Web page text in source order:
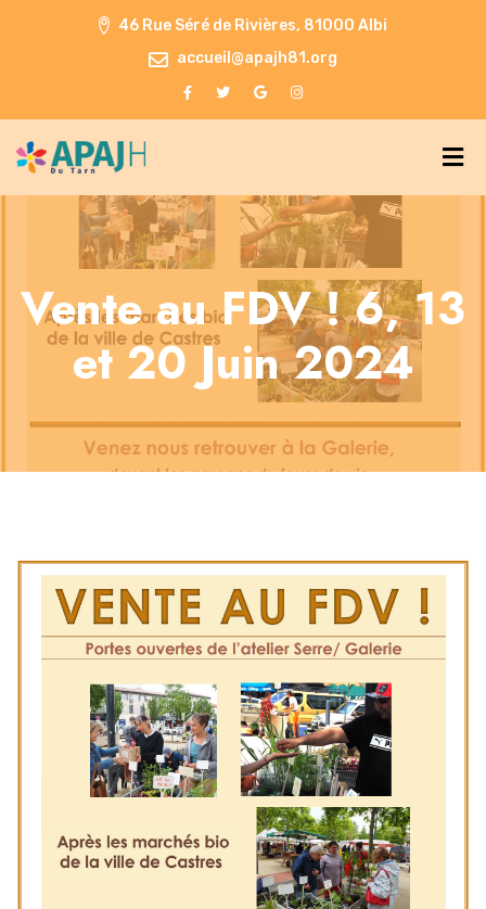
46 Rue Séré de Rivières, 81000 Albi
accueil@apajh81.org
Vente au FDV ! 6, 13
et 20 Juin 2024